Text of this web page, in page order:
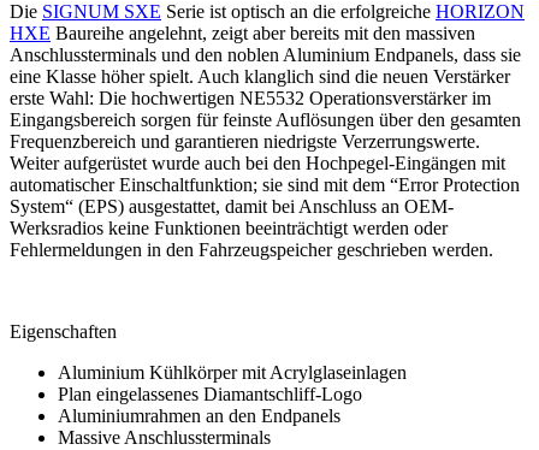
Die SIGNUM SXE Serie ist optisch an die erfolgreiche HORIZON
HXE Baureihe angelehnt, zeigt aber bereits mit den massiven
Anschlussterminals und den noblen Aluminium Endpanels, dass sie
eine Klasse höher spielt. Auch klanglich sind die neuen Verstärker
erste Wahl: Die hochwertigen NE5532 Operationsverstärker im
Eingangsbereich sorgen für feinste Auflösungen über den gesamten
Frequenzbereich und garantieren niedrigste Verzerrungswerte.
Weiter aufgerüstet wurde auch bei den Hochpegel-Eingängen mit
automatischer Einschaltfunktion; sie sind mit dem “Error Protection
System“ (EPS) ausgestattet, damit bei Anschluss an OEM-
Werksradios keine Funktionen beeinträchtigt werden oder
Fehlermeldungen in den Fahrzeugspeicher geschrieben werden.
Eigenschaften
Aluminium Kühlkörper mit Acrylglaseinlagen
Plan eingelassenes Diamantschliff-Logo
Aluminiumrahmen an den Endpanels
Massive Anschlussterminals